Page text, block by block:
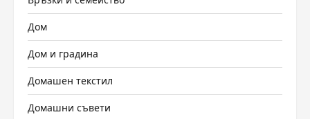
Дом
Дом и градина
Домашен текстил
Домашни съвети